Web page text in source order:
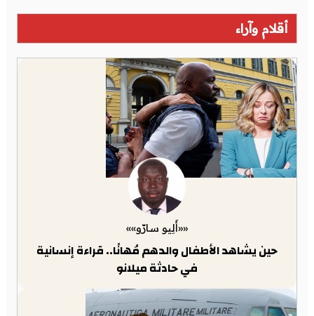
أقلام وآراء
««أَلِيو سارّو»»
حين يشاهد الأطفال والدهم مُهانًا.. قراءة إنسانية
في حادثة ميلانو